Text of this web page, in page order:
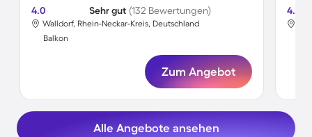
4.0 Sehr gut (132 Bewertungen)
Walldorf, Rhein-Neckar-Kreis, Deutschland
Balkon
Zum Angebot
4.0
Alle Angebote ansehen